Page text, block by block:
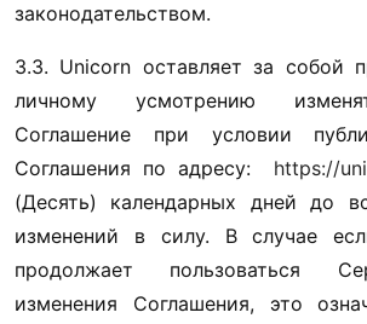
законодательством.
3.3. Unicorn оставляет за собой
личному усмотрению
Соглашение при условии
Соглашения по адресу: https://
(Десять) календарных дней до
изменений в силу. В случае
продолжает пользоваться
изменения Соглашения, это